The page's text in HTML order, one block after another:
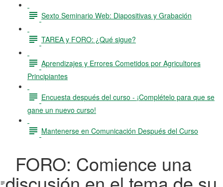
Sexto Seminario Web: Diapositivas y Grabación
TAREA y FORO: ¿Qué sigue?
Aprendizajes y Errores Cometidos por Agricultores
Principiantes
Encuesta después del curso - ¡Complételo para que se
gane un nuevo curso!
Mantenerse en Comunicación Después del Curso
FORO: Comience una